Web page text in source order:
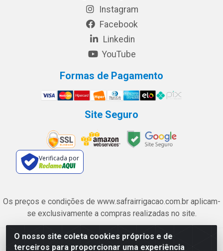
O nosso site coleta cookies próprios e de
terceiros para proporcionar uma experiência
Instagram
Facebook
Linkedin
YouTube
Formas de Pagamento
Site Seguro
Verificada por
Os preços e condições de www.safrairrigacao.com.br aplicam-
se exclusivamente a compras realizadas no site.
Safra Agrícola e Pecuária LTDA - Avenida Castelo Branco, 5330 -